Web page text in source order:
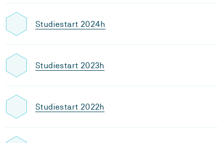
Studiestart 2024h
Studiestart 2023h
Studiestart 2022h